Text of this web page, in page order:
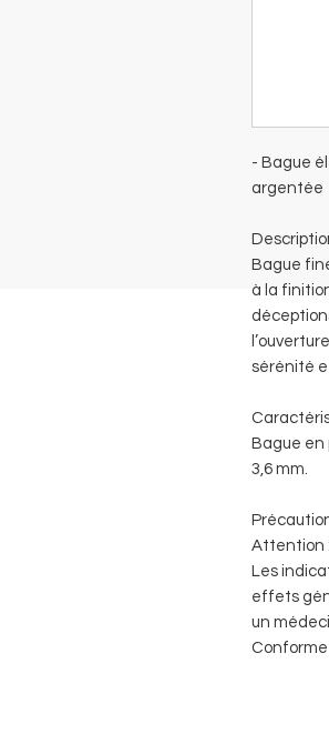
- Bague
argentée
Bague
à la
sérénité
Bague en
3,6 mm.
Attention
Les
effets
un
Conforme